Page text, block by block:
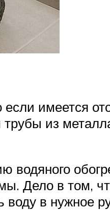
имеется
трубы из
водяного
Дело в том,
воду в нужное